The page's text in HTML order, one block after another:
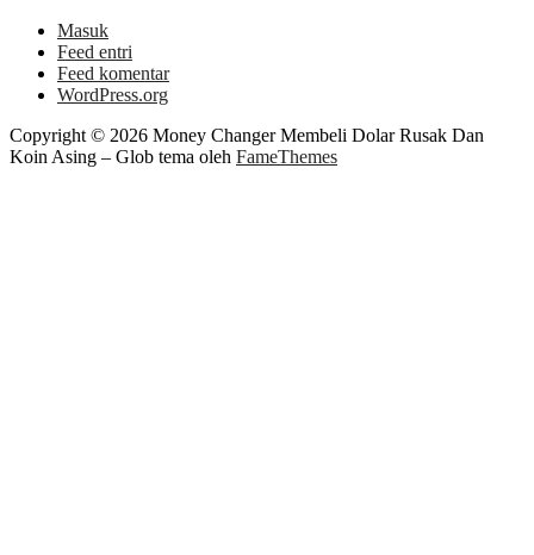
Masuk
Feed entri
Feed komentar
WordPress.org
Copyright © 2026 Money Changer Membeli Dolar Rusak Dan
Koin Asing – Glob tema oleh FameThemes